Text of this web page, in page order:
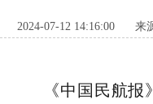
航图 智
2024-07-12 14:16:00 来
《中国民航